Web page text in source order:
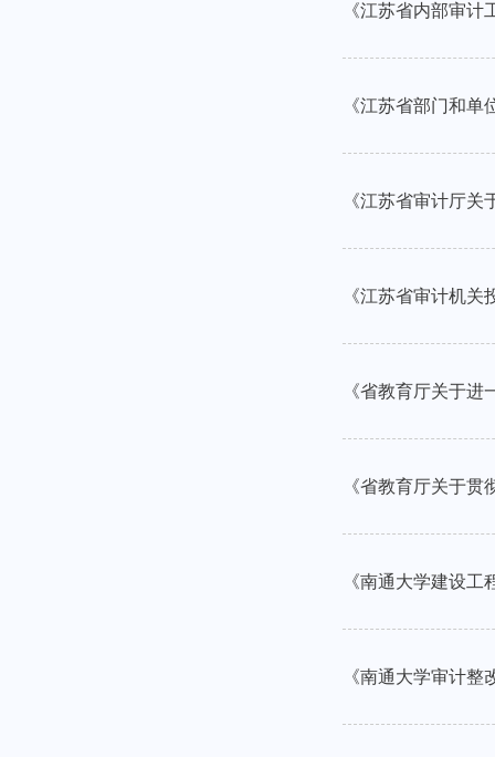
《江苏省内部审
《江苏省部门和
《江苏省审计厅
《江苏省审计机
《省教育厅关于
《省教育厅关于
《南通大学建设
《南通大学审计